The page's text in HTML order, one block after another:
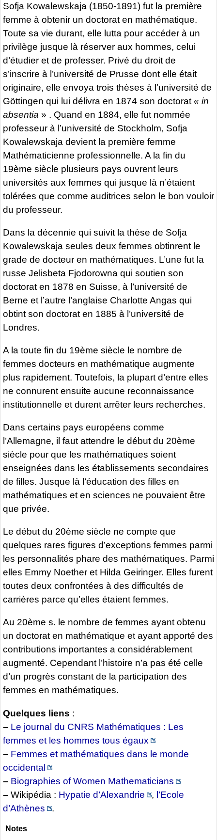
Sofja Kowalewskaja (1850-1891) fut la première
femme à obtenir un doctorat en mathématique.
Toute sa vie durant, elle lutta pour accéder à un
privilège jusque là réserver aux hommes, celui
d’étudier et de professer. Privé du droit de
s’inscrire à l’université de Prusse dont elle était
originaire, elle envoya trois thèses à l’université de
Göttingen qui lui délivra en 1874 son doctorat « in
absentia » . Quand en 1884, elle fut nommée
professeur à l’université de Stockholm, Sofja
Kowalewskaja devient la première femme
Mathématicienne professionnelle. A la fin du
19ème siècle plusieurs pays ouvrent leurs
universités aux femmes qui jusque là n’étaient
tolérées que comme auditrices selon le bon vouloir
du professeur.
Dans la décennie qui suivit la thèse de Sofja
Kowalewskaja seules deux femmes obtinrent le
grade de docteur en mathématiques. L’une fut la
russe Jelisbeta Fjodorowna qui soutien son
doctorat en 1878 en Suisse, à l’université de
Berne et l’autre l’anglaise Charlotte Angas qui
obtint son doctorat en 1885 à l’université de
Londres.
A la toute fin du 19ème siècle le nombre de
femmes docteurs en mathématique augmente
plus rapidement. Toutefois, la plupart d’entre elles
ne connurent ensuite aucune reconnaissance
institutionnelle et durent arrêter leurs recherches.
Dans certains pays européens comme
l’Allemagne, il faut attendre le début du 20ème
siècle pour que les mathématiques soient
enseignées dans les établissements secondaires
de filles. Jusque là l’éducation des filles en
mathématiques et en sciences ne pouvaient être
que privée.
Le début du 20ème siècle ne compte que
quelques rares figures d’exceptions femmes parmi
les personnalités phare des mathématiques. Parmi
elles Emmy Noether et Hilda Geiringer. Elles furent
toutes deux confrontées à des difficultés de
carrières parce qu’elles étaient femmes.
Au 20ème s. le nombre de femmes ayant obtenu
un doctorat en mathématique et ayant apporté des
contributions importantes a considérablement
augmenté. Cependant l’histoire n’a pas été celle
d’un progrès constant de la participation des
femmes en mathématiques.
Quelques liens :
– Le journal du CNRS Mathématiques : Les
femmes et les hommes tous égaux
– Femmes et mathématiques dans le monde
occidental
– Biographies of Women Mathematicians
– Wikipédia : Hypatie d’Alexandrie , l’Ecole
d’Athènes
.
Notes